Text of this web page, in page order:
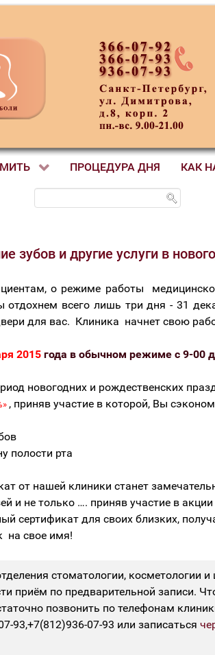
ПРОЦЕДУРА ДНЯ КАК
зубов и другие услуги в
о режиме работы
отдохнем всего лишь три дня - 31
для вас. Клиника начнет свою
2015года в обычном режиме с 9-00
новогодних и рождественских
, приняв участие в которой, Вы
полости рта
от нашей клиники станет
и не только …. приняв участие в акции
сертификат для своих близких,
на свое имя!
стоматологии, косметологии и
приём по предварительной записи.
позвонить по телефонам
93,+7(812)936-07-93 или записаться